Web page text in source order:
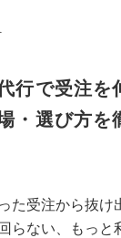
行で受注を
・選び方を
た受注から抜け
らない、もっと